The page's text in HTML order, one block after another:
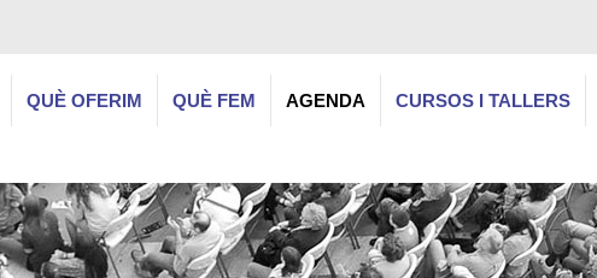
QUÈ OFERIM QUÈ FEM AGENDA CURSOS I TALLERS